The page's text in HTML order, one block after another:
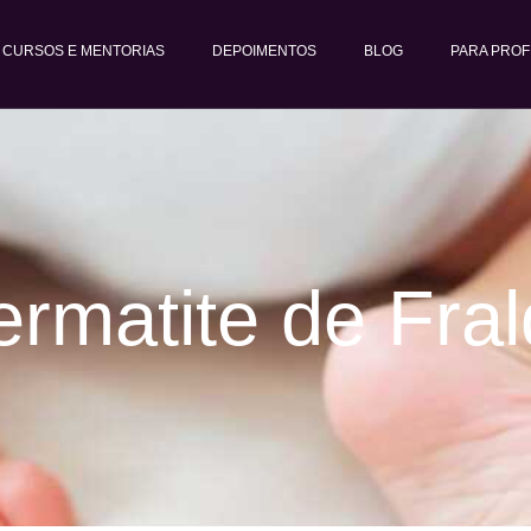
CURSOS E MENTORIAS DEPOIMENTOS BLOG PARA
de